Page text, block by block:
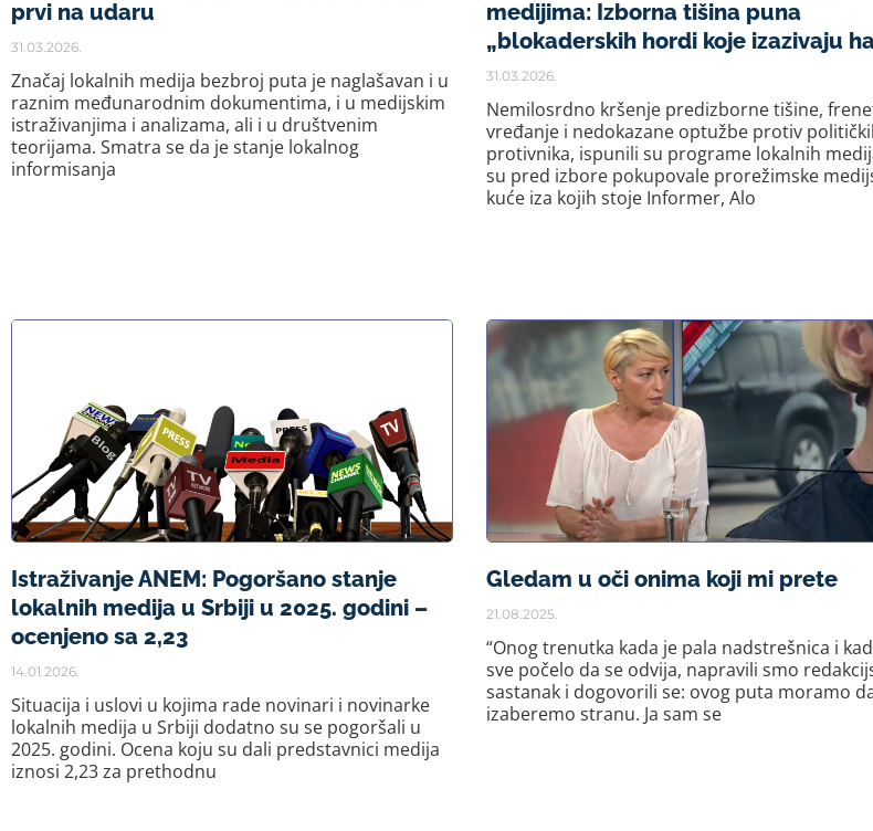
prvi na udaru
31.03.2026.
Značaj lokalnih medija bezbroj puta je naglašavan i u
raznim međunarodnim dokumentima, i u medijskim
istraživanjima i analizama, ali i u društvenim
teorijama. Smatra se da je stanje lokalnog
informisanja
medijima: Izborna tišina puna
„blokaderskih hordi koje izazivaju
31.03.2026.
Nemilosrdno kršenje predizborne tišine,
vređanje i nedokazane optužbe protiv
protivnika, ispunili su programe lokalnih
su pred izbore pokupovale prorežimske
kuće iza kojih stoje Informer, Alo
Istraživanje ANEM: Pogoršano stanje
lokalnih medija u Srbiji u 2025. godini –
ocenjeno sa 2,23
14.01.2026.
Situacija i uslovi u kojima rade novinari i novinarke
lokalnih medija u Srbiji dodatno su se pogoršali u
2025. godini. Ocena koju su dali predstavnici medija
iznosi 2,23 za prethodnu
Gledam u oči onima koji mi prete
21.08.2025.
“Onog trenutka kada je pala nadstrešnica i
sve počelo da se odvija, napravili smo
sastanak i dogovorili se: ovog puta moramo
izaberemo stranu. Ja sam se